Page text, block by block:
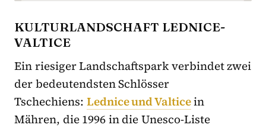
KULTURLANDSCHAFT LEDNICE-
VALTICE
Ein riesiger Landschaftspark verbindet zwei
der bedeutendsten Schlösser
Tschechiens: Lednice und Valticein
Mähren, die 1996 in die Unesco-Liste